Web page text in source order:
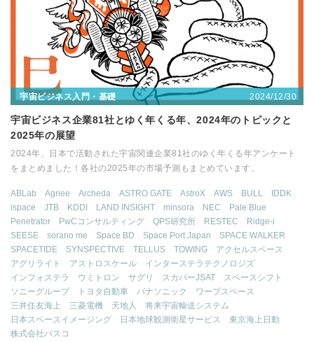
宇宙ビジネス入門・基礎 2024/12/30
宇宙ビジネス企業81社とゆく年くる年、2024年のトピックと
2025年の展望
2024年、日本で活動された宇宙関連企業81社のゆく年くる年アンケート
をまとめました！各社の2025年の市場予測もまとめています。
ABLab Agriee Archeda ASTRO GATE AstroX AWS BULL
IDDK
ispace
JTB KDDI LAND INSIGHT minsora NEC
Pale Blue
Penetrator
PwCコンサルティング QPS研究所 RESTEC
Ridge-i
SEESE
sorano me Space BD Space Port Japan
SPACE WALKER
SPACETIDE
SYNSPECTIVE TELLUS TOWING
アクセルスペース
アグリライト
アストロスケール
インターステラテクノロジズ
インフォステラ
ウミトロン サグリ スカパーJSAT
スペースシフト
ソニーグループ
トヨタ自動車 パナソニック
ワープスペース
三井住友海上
三菱電機 天地人
将来宇宙輸送システム
日本スペースイメージング
日本地球観測衛星サービス
東京海上日動
株式会社パスコ